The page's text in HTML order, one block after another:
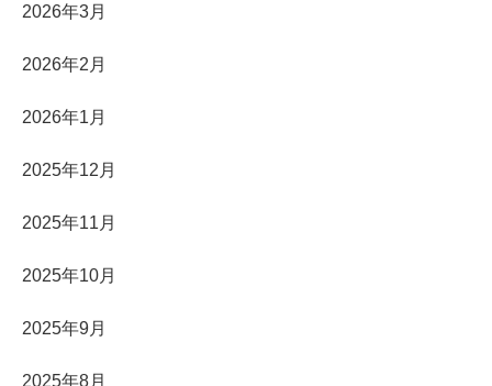
2026年3月
2026年2月
2026年1月
2025年12月
2025年11月
2025年10月
2025年9月
2025年8月